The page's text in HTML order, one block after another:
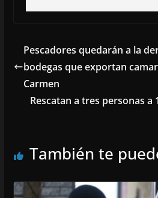
Pescadores quedarán a la
bodegas que exportan
Carmen
Rescatan a tres personas a
También te